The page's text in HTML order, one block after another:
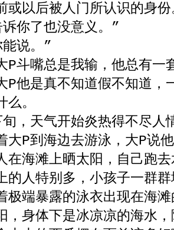
或以后被人门所认识的身
诉你了也没意义。”
说。”
P斗嘴总是我输，他总有一
P他是真不知道假不知道，
么。
，天气开始炎热得不尽人
大P到海边去游泳，大P说
在海滩上晒太阳，自己跑
的人特别多，小孩子一群
极端暴露的泳衣出现在海
，身体下是冰凉凉的海水